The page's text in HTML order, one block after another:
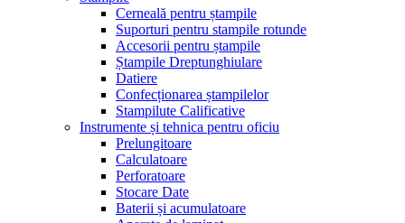
Cerneală pentru ștampile
Suporturi pentru stampile rotunde
Accesorii pentru ștampile
Ștampile Dreptunghiulare
Datiere
Confecționarea ștampilelor
Stampilute Calificative
Instrumente și tehnica pentru oficiu
Prelungitoare
Calculatoare
Perforatoare
Stocare Date
Baterii și acumulatoare